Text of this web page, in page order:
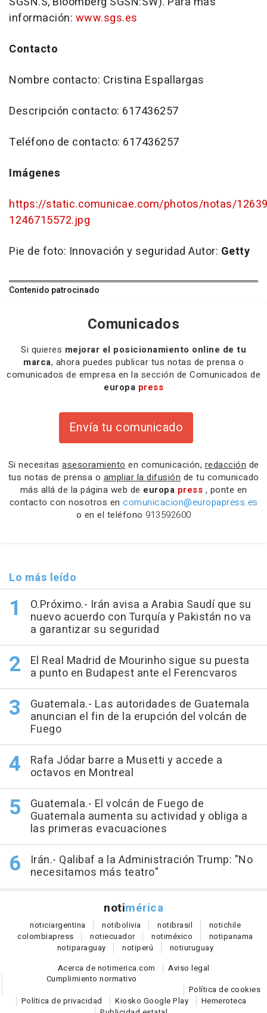
información: www.sgs.es
Contacto
Nombre contacto: Cristina Espallargas
Descripción contacto: 617436257
Teléfono de contacto: 617436257
Imágenes
https://static.comunicae.com/photos/notas/
1246715572.jpg
Pie de foto: Innovación y seguridad Autor: Getty
Contenido patrocinado
Comunicados
Si quieres mejorar el posicionamiento online de tu
marca, ahora puedes publicar tus notas de prensa o
comunicados de empresa en la sección de Comunicados de
europa press
Envía tu comunicado
Si necesitas asesoramiento en comunicación, redacción de
tus notas de prensa o ampliar la difusión de tu comunicado
más allá de la página web de europa press , ponte en
contacto con nosotros en comunicacion@europapress.es
o en el teléfono 913592600
Lo más leído
O.Próximo.- Irán avisa a Arabia Saudí que su
nuevo acuerdo con Turquía y Pakistán no va
a garantizar su seguridad
El Real Madrid de Mourinho sigue su puesta
a punto en Budapest ante el Ferencvaros
Guatemala.- Las autoridades de Guatemala
anuncian el fin de la erupción del volcán de
Fuego
Rafa Jódar barre a Musetti y accede a
octavos en Montreal
Guatemala.- El volcán de Fuego de
Guatemala aumenta su actividad y obliga a
las primeras evacuaciones
Irán.- Qalibaf a la Administración Trump: "No
necesitamos más teatro"
notimérica
noticiargentina notibolivia notibrasil notichile
colombiapress notiecuador notiméxico notipanama
notiparaguay notiperú notiuruguay
Acerca de notimerica.com
Aviso legal
Cumplimiento normativo
Política de cookies
Política de privacidad
Kiosko Google Play
Hemeroteca